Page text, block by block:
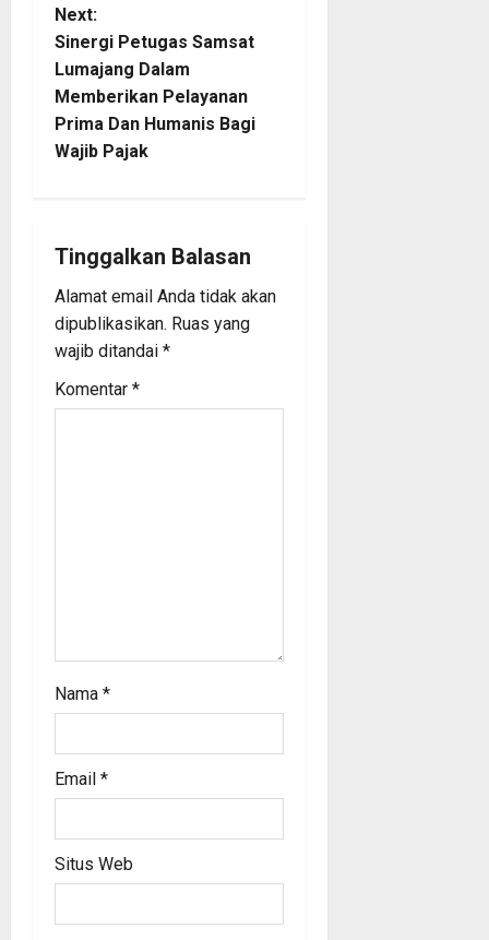
t
n
a
v
g
a
t
i
Next:
Sinergi Petugas Samsat
Lumajang Dalam
Memberikan Pelayanan
Prima Dan Humanis Bagi
Wajib Pajak
Tinggalkan Balasan
Alamat email Anda tidak akan
dipublikasikan. Ruas yang
wajib ditandai *
Komentar *
Nama *
Email *
Situs Web